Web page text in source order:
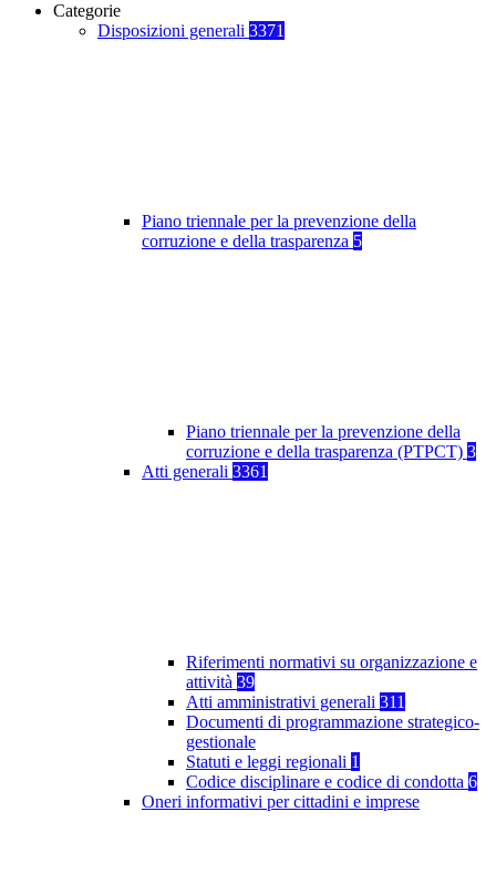
Categorie
Disposizioni generali 3371
Piano triennale per la prevenzione della
corruzione e della trasparenza 5
Piano triennale per la prevenzione della
corruzione e della trasparenza (PTPCT) 3
Atti generali 3361
Riferimenti normativi su organizzazione e
attività 39
Atti amministrativi generali 311
Documenti di programmazione strategico-
gestionale
Statuti e leggi regionali 1
Codice disciplinare e codice di condotta 6
Oneri informativi per cittadini e imprese